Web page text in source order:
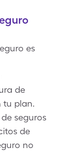
es
de
tu plan.
seguros
de
no